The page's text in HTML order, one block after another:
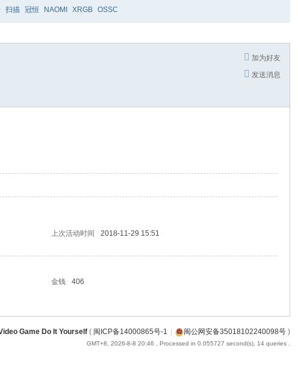
扫描 冠恒 NAOMI XRGB OSSC
加为好友
发送消息
上次活动时间
2018-11-29 15:51
金钱
406
Game Do It Yourself( 闽ICP备14000865号-1 闽公网安备35018102240098号)
GMT+8, 2026-8-8 20:46 , Processed in 0.055727 second(s), 14 queries .